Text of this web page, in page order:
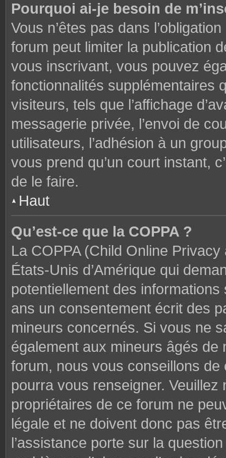
Pourquoi ai-je besoin de
Vous n’êtes pas dans
forum peut limiter la publication
vous inscrivant, vous pouvez
fonctionnalités supplémentaires
visiteurs, tels que l’affichage
messagerie privée, l’envoi de
utilisateurs, l’adhésion à un
vous prend qu’un court instant,
de le faire.
Haut
Qu’est-ce que la COPPA ?
La COPPA (Child Online
États-Unis d’Amérique qui
potentiellement des
ans un consentement écrit des
mineurs concernés. Si vous ne
également aux mineurs âgés
forum, nous vous conseillons
pourra vous renseigner.
propriétaires de ce forum ne
légale et ne doivent donc pas
l’assistance porte sur la